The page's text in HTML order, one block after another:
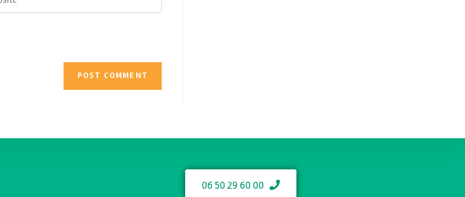
06 50 29 60 00